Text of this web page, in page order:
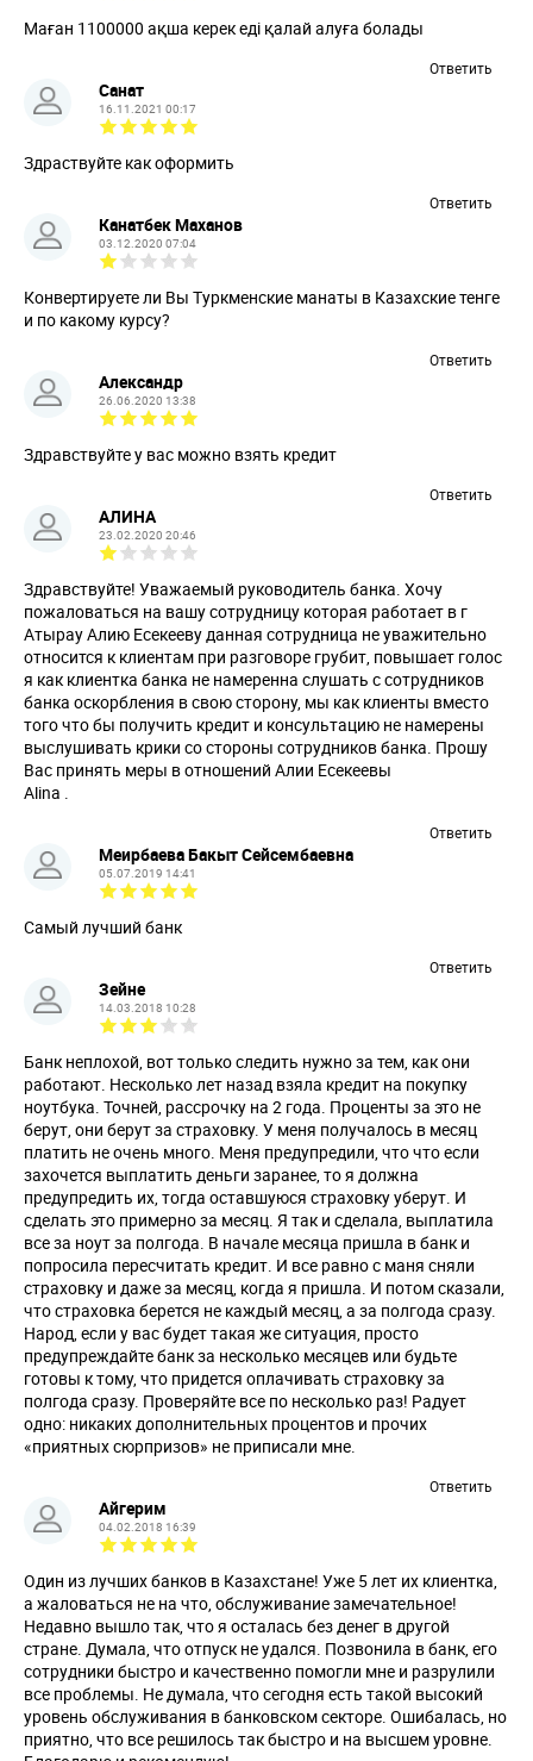
Маған 1100000 ақша керек еді қалай алуға болады
Ответить
Санат
16.11.2021 00:17
Здраствуйте как оформить
Ответить
Канатбек Маханов
03.12.2020 07:04
Конвертируете ли Вы Туркменские манаты в Казахские тенге
и по какому курсу?
Ответить
Александр
26.06.2020 13:38
Здравствуйте у вас можно взять кредит
Ответить
АЛИНА
23.02.2020 20:46
Здравствуйте! Уважаемый руководитель банка. Хочу
пожаловаться на вашу сотрудницу которая работает в г
Атырау Алию Есекееву данная сотрудница не уважительно
относится к клиентам при разговоре грубит, повышает голос
я как клиентка банка не намеренна слушать с сотрудников
банка оскорбления в свою сторону, мы как клиенты вместо
того что бы получить кредит и консультацию не намерены
выслушивать крики со стороны сотрудников банка. Прошу
Вас принять меры в отношений Алии Есекеевы
Alina .
Ответить
Меирбаева Бакыт Сейсембаевна
05.07.2019 14:41
Самый лучший банк
Ответить
Зейне
14.03.2018 10:28
Банк неплохой, вот только следить нужно за тем, как они
работают. Несколько лет назад взяла кредит на покупку
ноутбука. Точней, рассрочку на 2 года. Проценты за это не
берут, они берут за страховку. У меня получалось в месяц
платить не очень много. Меня предупредили, что что если
захочется выплатить деньги заранее, то я должна
предупредить их, тогда оставшуюся страховку уберут. И
сделать это примерно за месяц. Я так и сделала, выплатила
все за ноут за полгода. В начале месяца пришла в банк и
попросила пересчитать кредит. И все равно с маня сняли
страховку и даже за месяц, когда я пришла. И потом сказали,
что страховка берется не каждый месяц, а за полгода сразу.
Народ, если у вас будет такая же ситуация, просто
предупреждайте банк за несколько месяцев или будьте
готовы к тому, что придется оплачивать страховку за
полгода сразу. Проверяйте все по несколько раз! Радует
одно: никаких дополнительных процентов и прочих
«приятных сюрпризов» не приписали мне.
Ответить
Айгерим
04.02.2018 16:39
Один из лучших банков в Казахстане! Уже 5 лет их клиентка,
а жаловаться не на что, обслуживание замечательное!
Недавно вышло так, что я осталась без денег в другой
стране. Думала, что отпуск не удался. Позвонила в банк, его
сотрудники быстро и качественно помогли мне и разрулили
все проблемы. Не думала, что сегодня есть такой высокий
уровень обслуживания в банковском секторе. Ошибалась, но
приятно, что все решилось так быстро и на высшем уровне.